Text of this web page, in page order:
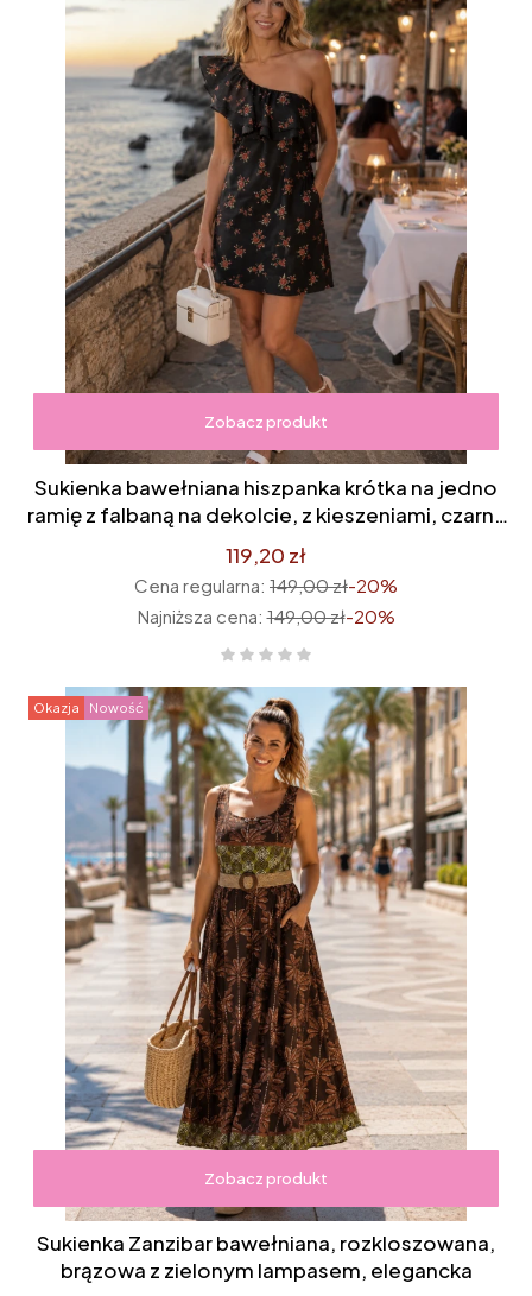
Zobacz produkt
Sukienka bawełniana hiszpanka krótka na jedno
ramię z falbaną na dekolcie, z kieszeniami, czarna
w różowe kwiatki/róże
119,20 zł
Cena regularna: 149,00 zł-20%
Najniższa cena: 149,00 zł-20%
Okazja Nowość
Zobacz produkt
Sukienka Zanzibar bawełniana, rozkloszowana,
brązowa z zielonym lampasem, elegancka